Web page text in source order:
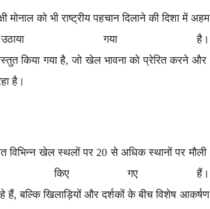
को भी राष्ट्रीय पहचान दिलाने की दिशा में अहम
गया है।
किया गया है, जो खेल भावना को प्रेरित करने और
है।
विभिन्न खेल स्थलों पर 20 से अधिक स्थानों पर मौली
किए गए हैं।
बल्कि खिलाड़ियों और दर्शकों के बीच विशेष आकर्षण